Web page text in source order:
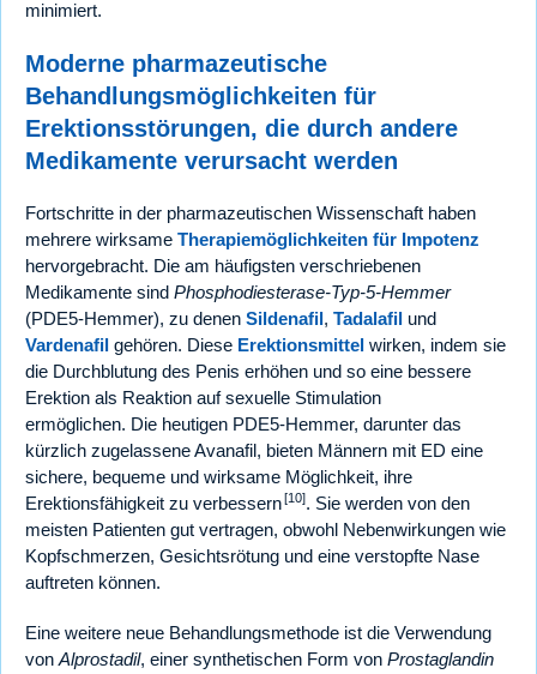
minimiert.
Moderne pharmazeutische
Behandlungsmöglichkeiten für
Erektionsstörungen, die durch andere
Medikamente verursacht werden
Fortschritte in der pharmazeutischen Wissenschaft haben
mehrere wirksame Therapiemöglichkeiten für Impotenz
hervorgebracht. Die am häufigsten verschriebenen
Medikamente sind Phosphodiesterase-Typ-5-Hemmer
(PDE5-Hemmer), zu denen Sildenafil, Tadalafil und
Vardenafil gehören. Diese Erektionsmittel wirken, indem sie
die Durchblutung des Penis erhöhen und so eine bessere
Erektion als Reaktion auf sexuelle Stimulation
ermöglichen. Die heutigen PDE5-Hemmer, darunter das
kürzlich zugelassene Avanafil, bieten Männern mit ED eine
sichere, bequeme und wirksame Möglichkeit, ihre
Erektionsfähigkeit zu verbessern[10]. Sie werden von den
meisten Patienten gut vertragen, obwohl Nebenwirkungen wie
Kopfschmerzen, Gesichtsrötung und eine verstopfte Nase
auftreten können.
Eine weitere neue Behandlungsmethode ist die Verwendung
von Alprostadil, einer synthetischen Form von Prostaglandin